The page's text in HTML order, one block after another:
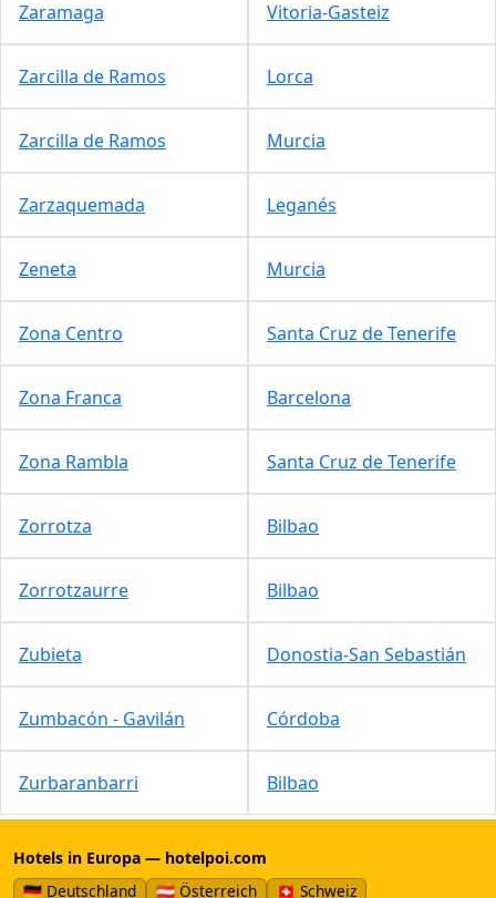
Zaramaga Vitoria-Gasteiz
Zarcilla de Ramos Lorca
Zarcilla de Ramos Murcia
Zarzaquemada Leganés
Zeneta Murcia
Zona Centro Santa Cruz de Tenerife
Zona Franca Barcelona
Zona Rambla Santa Cruz de Tenerife
Zorrotza Bilbao
Zorrotzaurre Bilbao
Zubieta Donostia-San Sebastián
Zumbacón - Gavilán Córdoba
Zurbaranbarri Bilbao
Hotels in Europa — hotelpoi.com
🇩🇪 Deutschland
🇦🇹 Österreich 🇨🇭 Schweiz